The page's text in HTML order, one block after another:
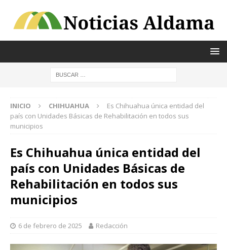
INICIO CHIHUAHUA
Es Chihuahua única entidad del
país con Unidades Básicas de Rehabilitación en todos sus
municipios
Es Chihuahua única entidad del
país con Unidades Básicas de
Rehabilitación en todos sus
municipios
6 de febrero de 2025 Redacción